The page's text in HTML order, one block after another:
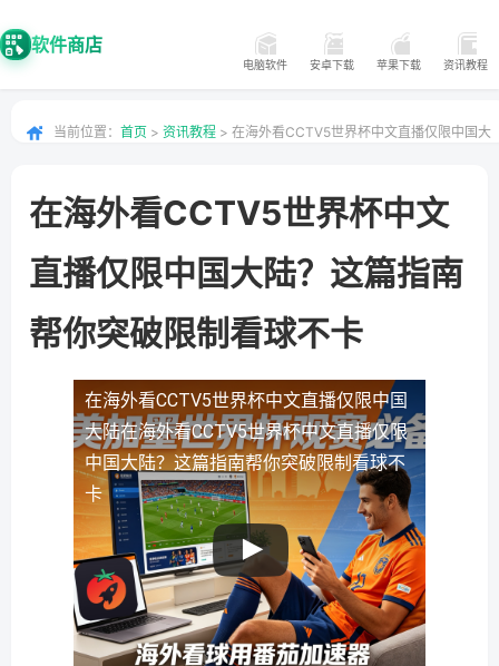
软件商店
电脑软件 安卓下载 苹果下载 资讯教程
当前位置： 首页 > 资讯教程 > 在海外看CCTV5世界杯中文直播仅限中国大
在海外看CCTV5世界杯中文
直播仅限中国大陆？这篇指南
帮你突破限制看球不卡
在海外看CCTV5世界杯中文直播仅限中国
大陆在海外看CCTV5世界杯中文直播仅限
中国大陆？这篇指南帮你突破限制看球不
卡